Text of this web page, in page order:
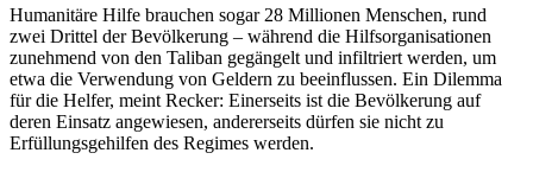
Humanitäre Hilfe brauchen sogar 28 Millionen Menschen, rund
zwei Drittel der Bevölkerung – während die Hilfsorganisationen
zunehmend von den Taliban gegängelt und infiltriert werden, um
etwa die Verwendung von Geldern zu beeinflussen. Ein Dilemma
für die Helfer, meint Recker: Einerseits ist die Bevölkerung auf
deren Einsatz angewiesen, andererseits dürfen sie nicht zu
Erfüllungsgehilfen des Regimes werden.